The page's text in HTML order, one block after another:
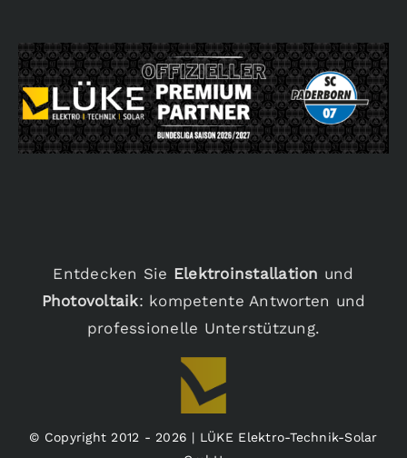
Entdecken Sie Elektroinstallation und
Photovoltaik: kompetente Antworten und
professionelle Unterstützung.
© Copyright 2012 - 2026 | LÜKE Elektro-Technik-Solar